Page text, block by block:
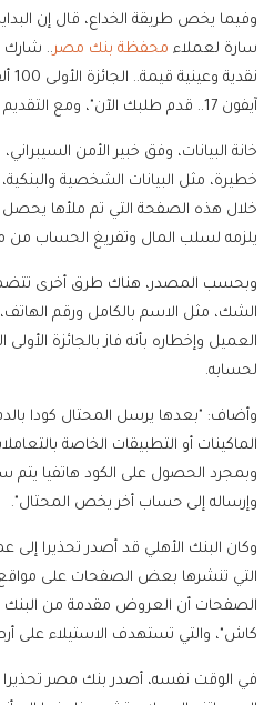
وفيما يخص طريقة الخداع، قال إن
سارة لعملاء محفظة بنك مصر.. شارك
آيفون 17.. قدم طلبك الآن"، ومع التقديم يتم طلب بيانات.
خانة البيانات، وفق خبير الأمن
خطيرة، مثل البيانات الشخصية
خلال هذه الصفحة التي تم ملأها
يلزمه لسلب المال وتفريغ الحساب من
وبحسب المصدر، هناك طرق أخرى
الشك، مثل الاسم بالكامل ورقم
العميل وإخطاره بأنه فاز بالجائزة
لحسابه.
وأضاف: "بعدها يرسل المحتال كودا
الماكينات أو التطبيقات الخاصة
وبمجرد الحصول على الكود هاتفيا
وإرساله إلى حساب أخر يخص المحتال".
وكان البنك الأهلي قد أصدر تحذيرا إلى
التي تنشرها بعض الصفحات على مواقع
الصفحات أن العروض مقدمة من البنك
كاش"، والتي تستهدف الاستيلاء على
في الوقت نفسه، أصدر بنك مصر تحذيرا